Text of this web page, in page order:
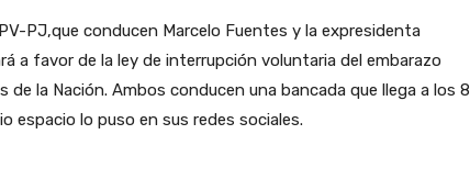
PJ,que conducen Marcelo Fuentes y la expresidenta
a favor de la ley de interrupción voluntaria del embarazo
de la Nación. Ambos conducen una bancada que llega a los 8
espacio lo puso en sus redes sociales.